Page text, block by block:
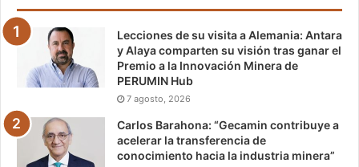
Lecciones de su visita a Alemania: Antara
y Alaya comparten su visión tras ganar el
Premio a la Innovación Minera de
PERUMIN Hub
7 agosto, 2026
Carlos Barahona: “Gecamin contribuye a
acelerar la transferencia de
conocimiento hacia la industria minera”